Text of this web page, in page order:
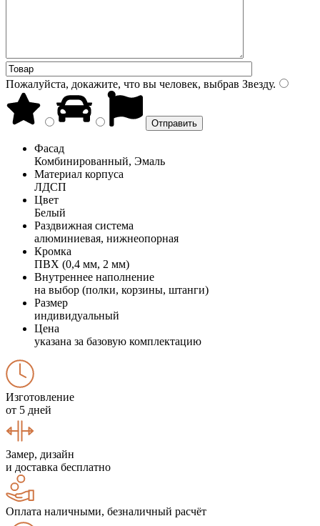
Пожалуйста, докажите, что вы человек, выбрав Звезду.
Фасад
Комбинированный, Эмаль
Материал корпуса
ЛДСП
Цвет
Белый
Раздвижная система
алюминиевая, нижнеопорная
Кромка
ПВХ (0,4 мм, 2 мм)
Внутреннее наполнение
на выбор (полки, корзины, штанги)
Размер
индивидуальный
Цена
указана за базовую комплектацию
Изготовление
от 5 дней
Замер, дизайн
и доставка бесплатно
Оплата наличными, безналичный расчёт